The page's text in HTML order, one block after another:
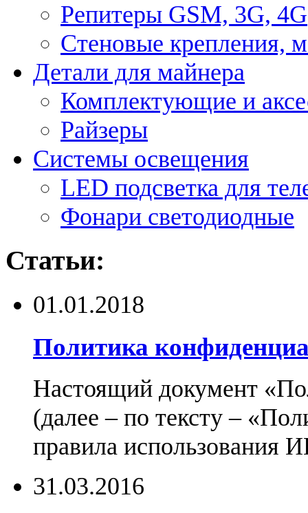
Репитеры GSM, 3G, 4G
Стеновые крепления,
Детали для майнера
Комплектующие и
Райзеры
Системы освещения
LED подсветка для
Фонари светодиодные
Статьи:
01.01.2018
Политика
Настоящий документ
(далее – по тексту –
правила использования
31.03.2016